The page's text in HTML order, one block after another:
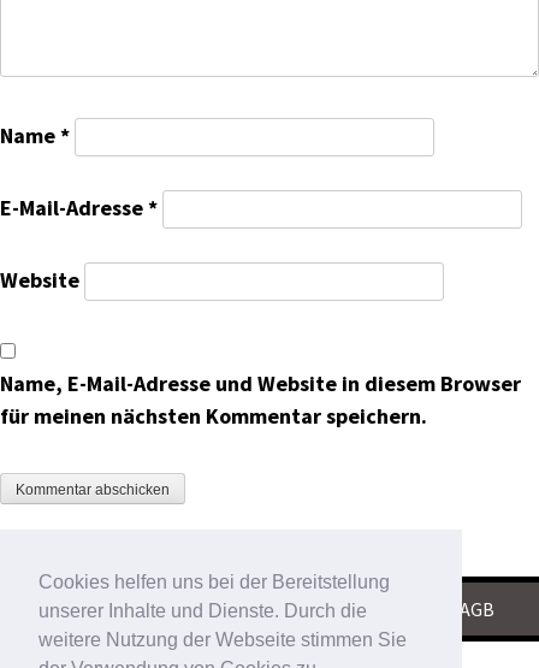
Cookies helfen uns bei der Bereitstellung
unserer Inhalte und Dienste. Durch die
weitere Nutzung der Webseite stimmen Sie
Name*
E-Mail-Adresse*
Website
Name, E-Mail-Adresse und Website in diesem Browser
für meinen nächsten Kommentar speichern.
KONTAKT|IMPRESSUM|DATENSCHUTZ AGB